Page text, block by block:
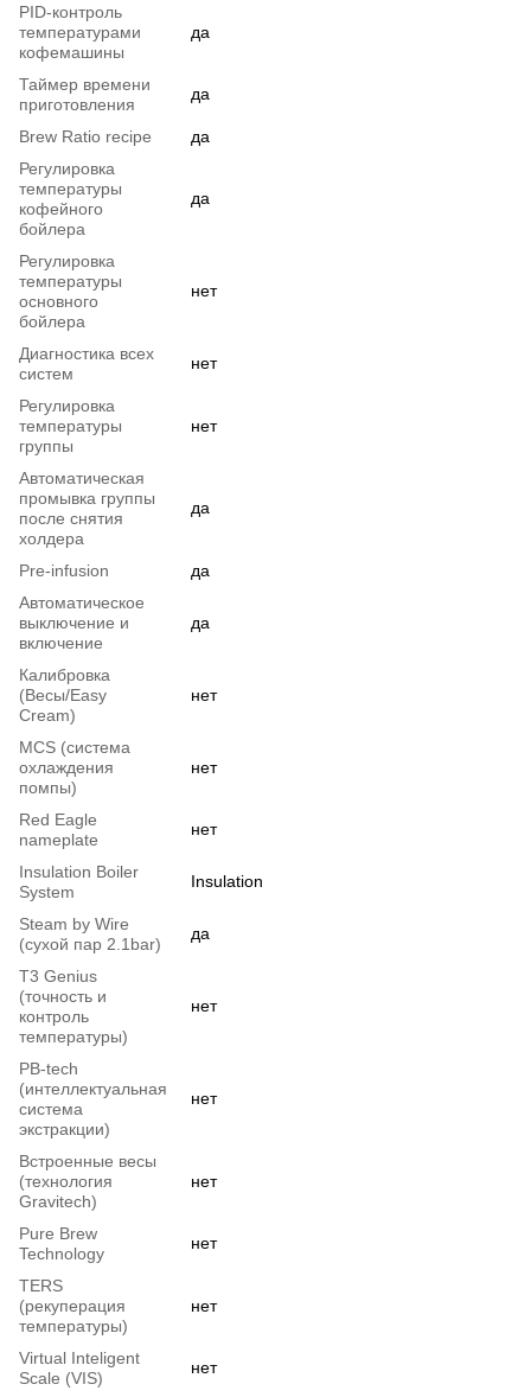
PID-контроль
температурами
кофемашины
да
Таймер времени
приготовления
да
Brew Ratio recipe
да
Регулировка
температуры
кофейного
бойлера
да
Регулировка
температуры
основного
бойлера
нет
Диагностика всех
систем
нет
Регулировка
температуры
группы
нет
Автоматическая
промывка группы
после снятия
холдера
да
Pre-infusion
да
Автоматическое
выключение и
включение
да
Калибровка
(Весы/Easy
Cream)
нет
MCS (система
охлаждения
помпы)
нет
Red Eagle
nameplate
нет
Insulation Boiler
System
Insulation
Steam by Wire
(сухой пар 2.1bar)
да
T3 Genius
(точность и
контроль
температуры)
нет
PB-tech
(интеллектуальная
система
экстракции)
нет
Встроенные весы
(технология
Gravitech)
нет
Pure Brew
Technology
нет
TERS
(рекуперация
температуры)
нет
Virtual Inteligent
Scale (VIS)
нет